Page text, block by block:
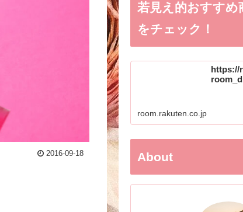
2016-09-18
若見え的おすすめ
をチェック！
https://
room.rakuten.co.jp
About